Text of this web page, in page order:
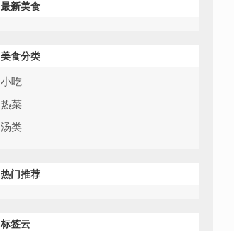
最新美食
美食分类
小吃
热菜
汤类
热门推荐
标签云